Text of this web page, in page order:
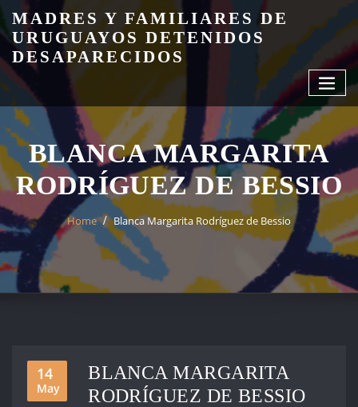
Skip
to
content
MADRES Y FAMILIARES DE
URUGUAYOS DETENIDOS
DESAPARECIDOS
BLANCA MARGARITA
RODRÍGUEZ DE BESSIO
Home Blanca Margarita Rodríguez de Bessio
14
May
BLANCA MARGARITA
RODRÍGUEZ DE BESSIO